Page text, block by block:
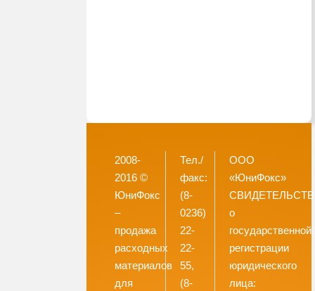
2008-
2016 ©
ЮниФокс
–
продажа
расходных
материалов
для
Тел./
факс:
(8-
0236)
22-
22-
55,
(8-
ООО
«ЮниФокс»
о
государственной
регистрации
юридического
лица: